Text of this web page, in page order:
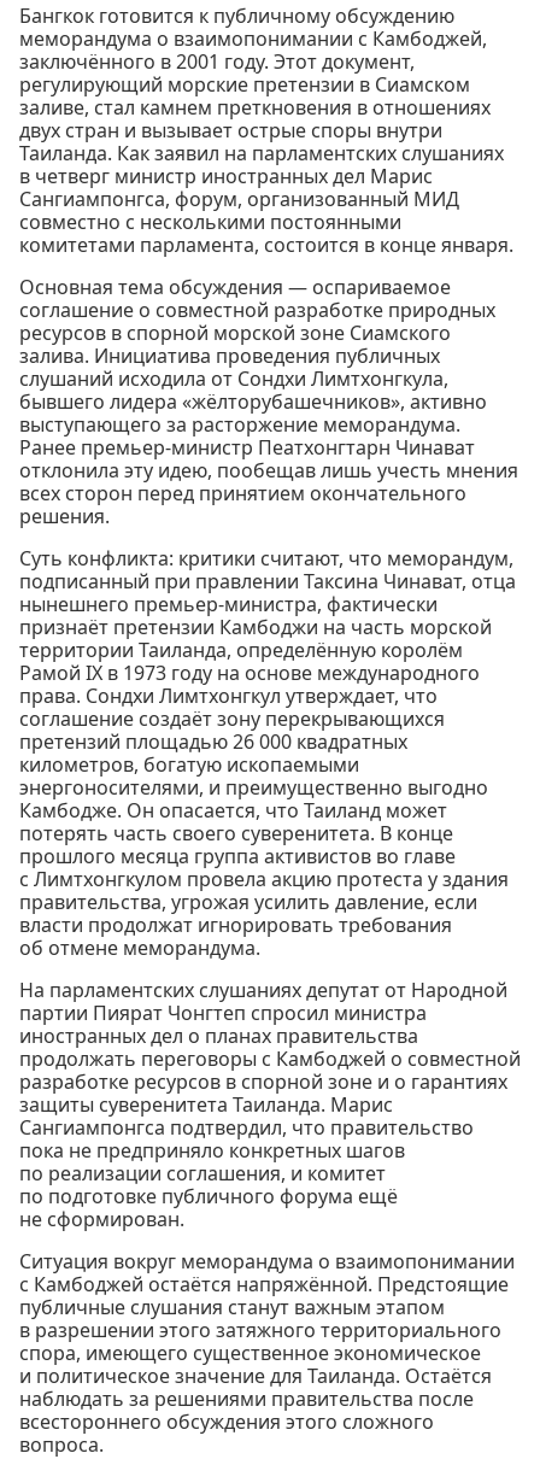
Бангкок готовится к публичному обсуждению
меморандума о взаимопонимании с Камбоджей,
заключённого в 2001 году. Этот документ,
регулирующий морские претензии в Сиамском
заливе, стал камнем преткновения в отношениях
двух стран и вызывает острые споры внутри
Таиланда. Как заявил на парламентских слушаниях
в четверг министр иностранных дел Марис
Сангиампонгса, форум, организованный МИД
совместно с несколькими постоянными
комитетами парламента, состоится в конце января.
Основная тема обсуждения — оспариваемое
соглашение о совместной разработке природных
ресурсов в спорной морской зоне Сиамского
залива. Инициатива проведения публичных
слушаний исходила от Сондхи Лимтхонгкула,
бывшего лидера «жёлторубашечников», активно
выступающего за расторжение меморандума.
Ранее премьер-министр Пеатхонгтарн Чинават
отклонила эту идею, пообещав лишь учесть мнения
всех сторон перед принятием окончательного
решения.
Суть конфликта: критики считают, что меморандум,
подписанный при правлении Таксина Чинават, отца
нынешнего премьер-министра, фактически
признаёт претензии Камбоджи на часть морской
территории Таиланда, определённую королём
Рамой IX в 1973 году на основе международного
права. Сондхи Лимтхонгкул утверждает, что
соглашение создаёт зону перекрывающихся
претензий площадью 26 000 квадратных
километров, богатую ископаемыми
энергоносителями, и преимущественно выгодно
Камбодже. Он опасается, что Таиланд может
потерять часть своего суверенитета. В конце
прошлого месяца группа активистов во главе
с Лимтхонгкулом провела акцию протеста у здания
правительства, угрожая усилить давление, если
власти продолжат игнорировать требования
об отмене меморандума.
На парламентских слушаниях депутат от Народной
партии Пиярат Чонгтеп спросил министра
иностранных дел о планах правительства
продолжать переговоры с Камбоджей о совместной
разработке ресурсов в спорной зоне и о гарантиях
защиты суверенитета Таиланда. Марис
Сангиампонгса подтвердил, что правительство
пока не предприняло конкретных шагов
по реализации соглашения, и комитет
по подготовке публичного форума ещё
не сформирован.
Ситуация вокруг меморандума о взаимопонимании
с Камбоджей остаётся напряжённой. Предстоящие
публичные слушания станут важным этапом
в разрешении этого затяжного территориального
спора, имеющего существенное экономическое
и политическое значение для Таиланда. Остаётся
наблюдать за решениями правительства после
всестороннего обсуждения этого сложного
вопроса.